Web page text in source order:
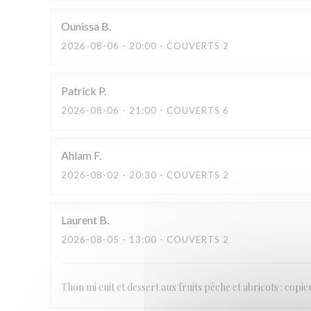
Ounissa B
2026-08-06 - 20:00 - COUVERTS 2
Patrick P
2026-08-06 - 21:00 - COUVERTS 6
Ahlam F
2026-08-02 - 20:30 - COUVERTS 2
Laurent B
2026-08-05 - 13:00 - COUVERTS 2
Thon mi cuit et dessert aux fruits pêche et abricots :